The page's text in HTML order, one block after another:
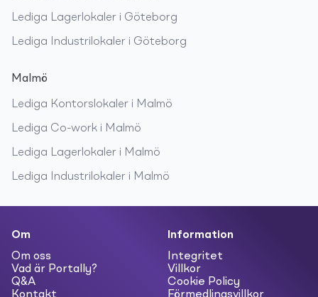
Lediga Lagerlokaler i Göteborg
Lediga Industrilokaler i Göteborg
Malmö
Lediga Kontorslokaler i Malmö
Lediga Co-work i Malmö
Lediga Lagerlokaler i Malmö
Lediga Industrilokaler i Malmö
Om
Om oss
Vad är Portally?
Q&A
Information
Integritet
Villkor
Cookie Policy